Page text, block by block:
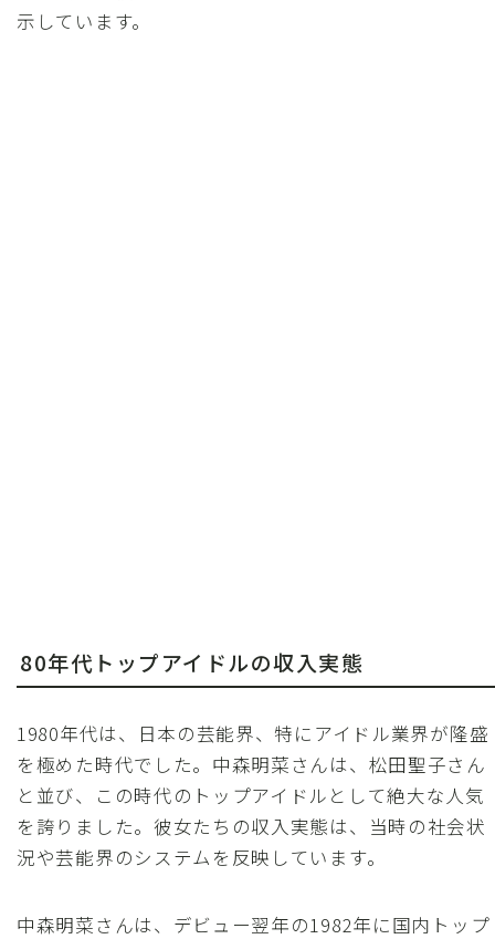
示しています。
80年代トップアイドルの収入実態
1980年代は、日本の芸能界、特にアイドル業界が隆盛
を極めた時代でした。中森明菜さんは、松田聖子さん
と並び、この時代のトップアイドルとして絶大な人気
を誇りました。彼女たちの収入実態は、当時の社会状
況や芸能界のシステムを反映しています。
中森明菜さんは、デビュー翌年の1982年に国内トップ